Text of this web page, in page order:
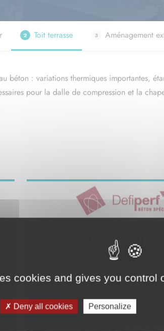
Toit terrasse Aménagement
béton : variations thermiques importantes,
pour la dalle de compression et la
Béton Fibré
RENFORCÉ
Béton renforcé de fibres
accrue.
cookies and gives you control
Deny all cookies Personalize